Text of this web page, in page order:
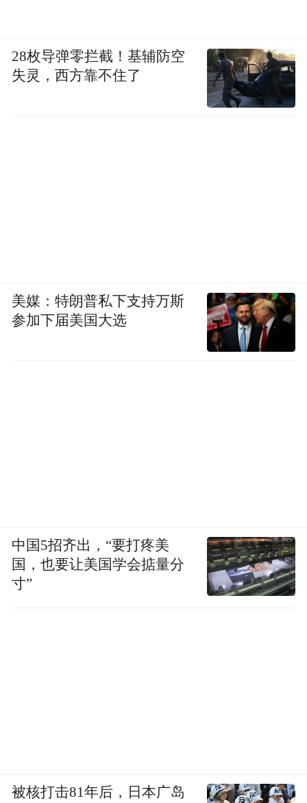
28枚导弹零拦截！基辅防空
失灵，西方靠不住了
美媒：特朗普私下支持万斯
参加下届美国大选
中国5招齐出，“要打疼美
国，也要让美国学会掂量分
寸”
被核打击81年后，日本广岛